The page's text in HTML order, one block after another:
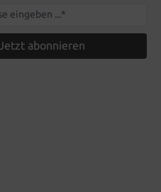
Jetzt abonnieren